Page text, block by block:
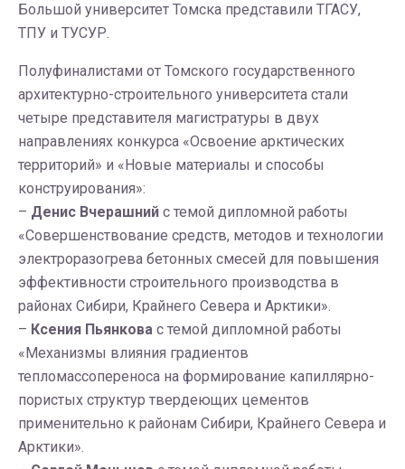
Большой университет Томска представили ТГАСУ,
ТПУ и ТУСУР.
Полуфиналистами от Томского государственного
архитектурно-строительного университета стали
четыре представителя магистратуры в двух
направлениях конкурса «Освоение арктических
территорий» и «Новые материалы и способы
конструирования»:
– Денис Вчерашний с темой дипломной работы
«Совершенствование средств, методов и технологии
электроразогрева бетонных смесей для повышения
эффективности строительного производства в
районах Сибири, Крайнего Севера и Арктики».
– Ксения Пьянкова с темой дипломной работы
«Механизмы влияния градиентов
тепломассопереноса на формирование капиллярно-
пористых структур твердеющих цементов
применительно к районам Сибири, Крайнего Севера и
Арктики».